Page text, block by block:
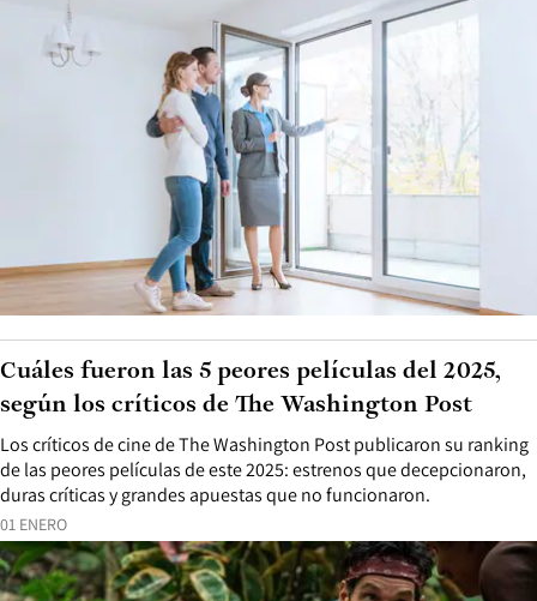
01 ENERO
Los críticos de cine de The Washington Post publicaron su ranking
de las peores películas de este 2025: estrenos que decepcionaron,
duras críticas y grandes apuestas que no funcionaron.
Cuáles fueron las 5 peores películas del 2025,
según los críticos de The Washington Post